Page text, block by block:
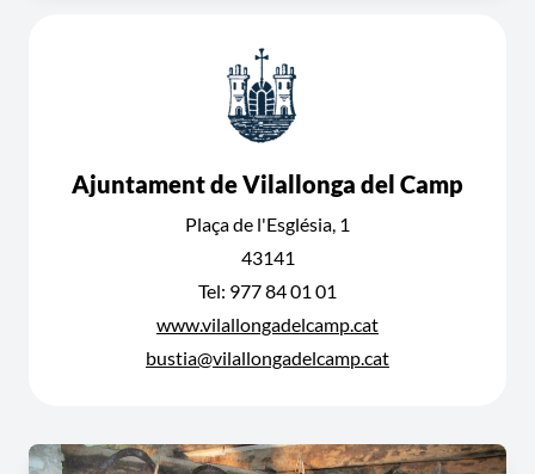
Ajuntament de Vilallonga del Camp
Plaça de l'Església, 1
43141
Tel: 977 84 01 01
www.vilallongadelcamp.cat
bustia@vilallongadelcamp.cat